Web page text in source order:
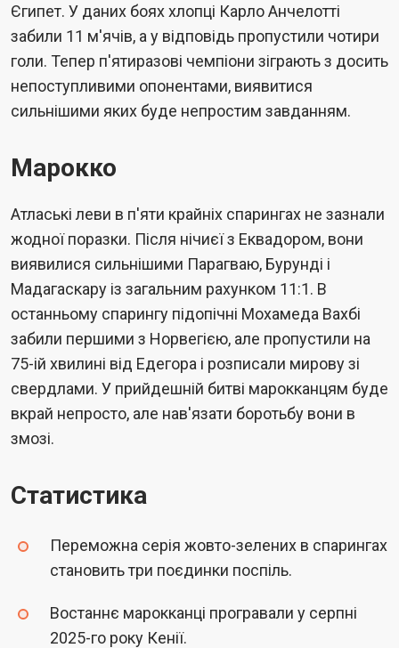
Єгипет. У даних боях хлопці Карло Анчелотті
забили 11 м'ячів, а у відповідь пропустили чотири
голи. Тепер п'ятиразові чемпіони зіграють з досить
непоступливими опонентами, виявитися
сильнішими яких буде непростим завданням.
Марокко
Атлаські леви в п'яти крайніх спарингах не зазнали
жодної поразки. Після нічиєї з Еквадором, вони
виявилися сильнішими Парагваю, Бурунді і
Мадагаскару із загальним рахунком 11:1. В
останньому спарингу підопічні Мохамеда Вахбі
забили першими з Норвегією, але пропустили на
75-ій хвилині від Едегора і розписали мирову зі
свердлами. У прийдешній битві марокканцям буде
вкрай непросто, але нав'язати боротьбу вони в
змозі.
Статистика
Переможна серія жовто-зелених в спарингах
становить три поєдинки поспіль.
Востаннє марокканці програвали у серпні
2025-го року Кенії.